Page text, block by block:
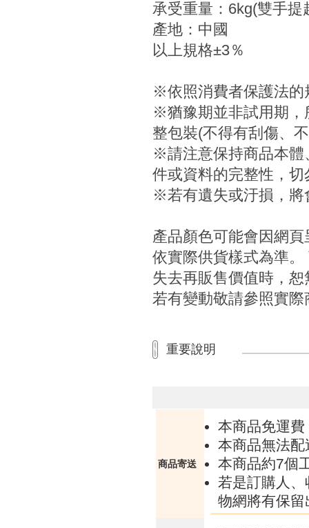
承受重量：6kg(雙手提
產地：中國
以上規格±3％
※依照消費者保護法的
※猶豫期並非試用期，
整包裝(不得有刮傷、
※請注意保持商品本體
件或資料的完整性，
※若有遺失或汙損，將
產品顏色可能會因網
依實際供貨樣式為準
失去再販售價值時，
若有變動敬請參照實
重要說明
商品寄送
本商品免運
本商品無法配
本商品約7個
若是訂購人
物網將有保